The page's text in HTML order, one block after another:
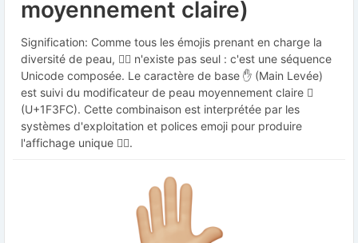
moyennement claire)
Signification: Comme tous les émojis prenant en charge la
diversité de peau, ✋🏼 n'existe pas seul : c'est une séquence
Unicode composée. Le caractère de base ✋ (Main Levée)
est suivi du modificateur de peau moyennement claire 🏼
(U+1F3FC). Cette combinaison est interprétée par les
systèmes d'exploitation et polices emoji pour produire
l'affichage unique ✋🏼.